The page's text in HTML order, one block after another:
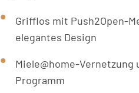
Grifflos mit Push2Open-
elegantes Design
Miele@home-Vernetzung
Programm